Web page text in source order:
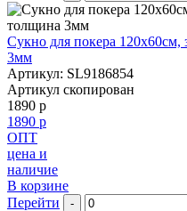
Сукно для покера 120х60см,
3мм
Артикул: SL9186854
Артикул скопирован
1890 р
1890 р
ОПТ
цена и
наличие
В корзине
Перейти
-